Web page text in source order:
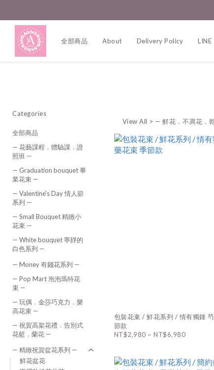
全部商品 About Delivery Policy LINE
Categories
全部商品
— 花藝課程．體驗課．證
照班 —
— Graduation bouquet 畢
業花束 —
— Valentine's Day 情人節
系列 —
— Small Bouquet 精緻小
花束 —
— White bouquet 寧靜的
白色系列 —
— Money 有錢花系列 —
— Pop Mart 泡泡瑪特花
束 —
— 玩偶．金莎巧克力．樂
高花束 —
— 祝賀高架花禮．告別式
花籃．蘭花 —
— 精緻祝賀盆花系列 —
鮮花盆花
View All > — 鮮花．不凋花．
包裝花束 / 鮮花系列 / 情有獨鍾
節款
NT$2,980 ~ NT$6,980